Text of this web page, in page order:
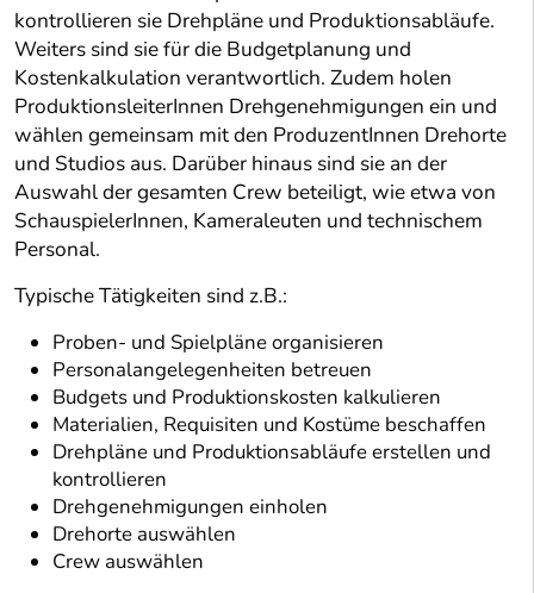
kontrollieren sie Drehpläne und Produktionsabläufe.
Weiters sind sie für die Budgetplanung und
Kostenkalkulation verantwortlich. Zudem holen
ProduktionsleiterInnen Drehgenehmigungen ein und
wählen gemeinsam mit den ProduzentInnen Drehorte
und Studios aus. Darüber hinaus sind sie an der
Auswahl der gesamten Crew beteiligt, wie etwa von
SchauspielerInnen, Kameraleuten und technischem
Personal.
Typische Tätigkeiten sind z.B.:
Proben- und Spielpläne organisieren
Personalangelegenheiten betreuen
Budgets und Produktionskosten kalkulieren
Materialien, Requisiten und Kostüme beschaffen
Drehpläne und Produktionsabläufe erstellen und
kontrollieren
Drehgenehmigungen einholen
Drehorte auswählen
Crew auswählen